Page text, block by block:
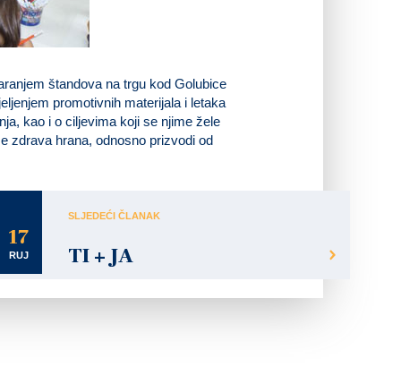
štandova na trgu kod Golubice
promotivnih materijala i letaka
kao i o ciljevima koji se njime žele
zdrava hrana, odnosno prizvodi od
17
RUJ
SLJEDEĆI ČLANAK
TI + JA